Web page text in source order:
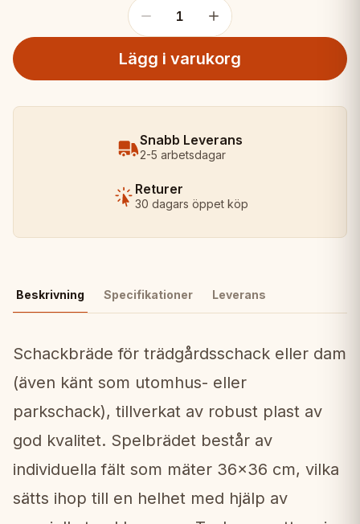
1
Lägg i varukorg
Snabb Leverans
2-5 arbetsdagar
Returer
30 dagars öppet köp
Beskrivning Specifikationer Leverans
Schackbräde för trädgårdsschack eller dam
(även känt som utomhus- eller
parkschack), tillverkat av robust plast av
god kvalitet. Spelbrädet består av
individuella fält som mäter 36x36 cm, vilka
sätts ihop till en helhet med hjälp av